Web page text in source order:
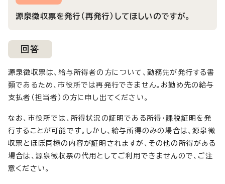
源泉徴収票を発行（再発行）してほしいのですが。
回答
源泉徴収票は、給与所得者の方について、勤務先が発行する書
類であるため、市役所では再発行できません。お勤め先の給与
支払者（担当者）の方に申し出てください。
なお、市役所では、所得状況の証明である所得・課税証明を発
行することが可能です。しかし、給与所得のみの場合は、源泉徴
収票とほぼ同様の内容が証明されますが、その他の所得がある
場合は、源泉徴収票の代用としてご利用できませんので、ご注
意ください。